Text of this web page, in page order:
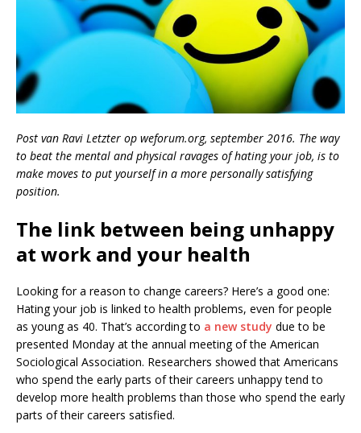
Post van Ravi Letzter op weforum.org, september 2016. The way
to beat the mental and physical ravages of hating your job, is to
make moves to put yourself in a more personally satisfying
position.
The link between being unhappy
at work and your health
Looking for a reason to change careers? Here’s a good one:
Hating your job is linked to health problems, even for people
as young as 40. That’s according to a new study due to be
presented Monday at the annual meeting of the American
Sociological Association. Researchers showed that Americans
who spend the early parts of their careers unhappy tend to
develop more health problems than those who spend the early
parts of their careers satisfied.